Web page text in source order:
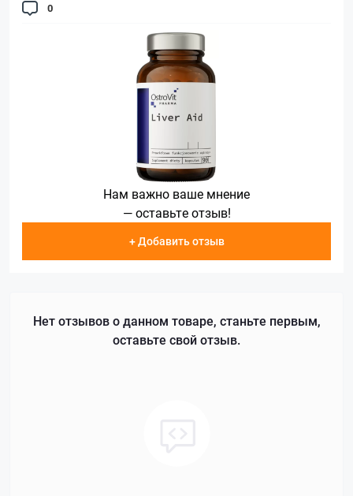
0
Нам важно ваше мнение
— оставьте отзыв!
+ Добавить отзыв
Нет отзывов о данном товаре, станьте первым,
оставьте свой отзыв.